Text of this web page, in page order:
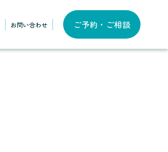
お問い合わせ ご予約・ご相談